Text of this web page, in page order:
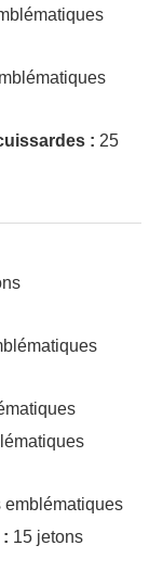
: 25
emblématiques
15 jetons